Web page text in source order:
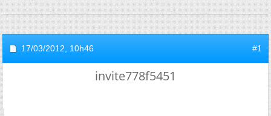
17/03/2012, 10h46 #1
invite778f5451